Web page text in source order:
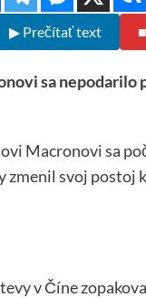
▶ Prečítať text
sa nepodarilo
Macronovi sa
zmenil svoj postoj
v Číne